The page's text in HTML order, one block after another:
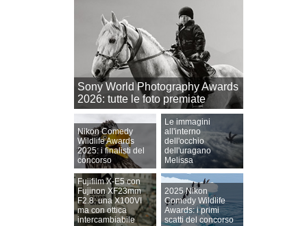
Sony World Photography Awards
2026: tutte le foto premiate
Nikon Comedy
Wildlife Awards
2025: i finalisti del
concorso
Le immagini
all'interno
dell'occhio
dell'uragano
Melissa
Fujifilm X-E5 con
Fujinon XF23mm
F2.8: una X100VI
ma con ottica
intercambiabile
2025 Nikon
Comedy Wildlife
Awards: i primi
scatti del concorso